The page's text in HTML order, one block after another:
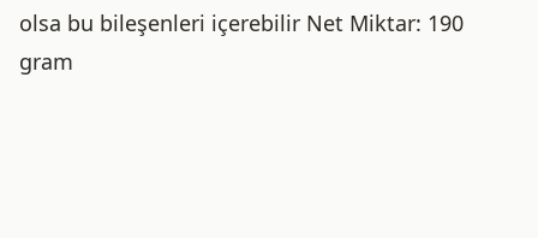
olsa bu bileşenleri içerebilir Net Miktar: 190
gram